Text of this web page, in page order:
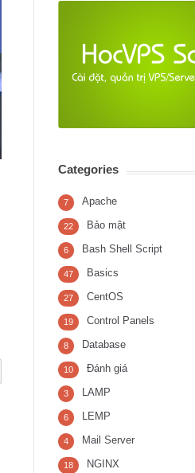
Categories
Apache
7
Bảo mật
22
Bash Shell Script
6
Basics
47
CentOS
27
Control Panels
19
Database
8
Đánh giá
10
LAMP
3
LEMP
6
Mail Server
4
NGINX
18